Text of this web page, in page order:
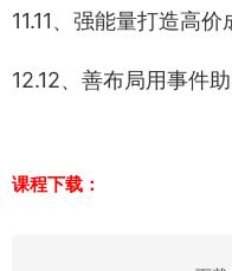
11.11、强能量打造高
12.12、善布局用事件
课程下载：